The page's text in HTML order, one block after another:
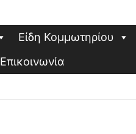
Είδη Κομμωτηρίου
Επικοινωνία